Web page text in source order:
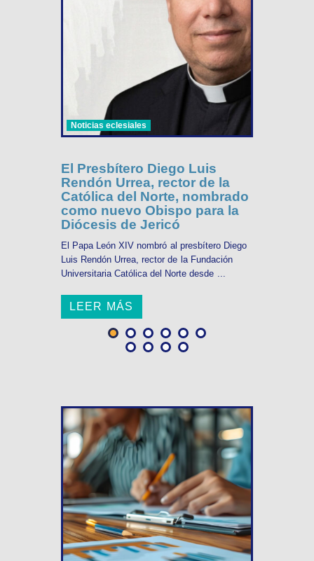
Noticias eclesiales
El Presbítero Diego Luis
Rendón Urrea, rector de la
Católica del Norte, nombrado
como nuevo Obispo para la
Diócesis de Jericó
El Papa León XIV nombró al presbítero Diego
Luis Rendón Urrea, rector de la Fundación
Universitaria Católica del Norte desde ...
LEER MÁS